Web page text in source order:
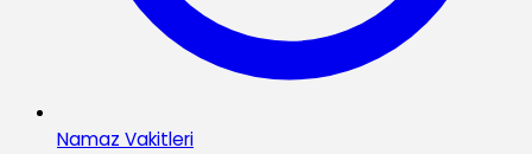
Namaz Vakitleri